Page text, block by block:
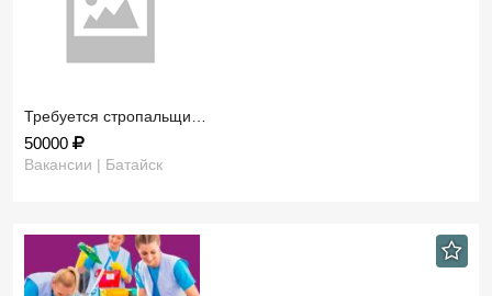
Требуется стропальщи…
50000
Вакансии | Батайск